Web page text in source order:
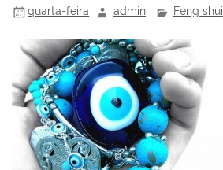
quarta-feira admin Feng shui